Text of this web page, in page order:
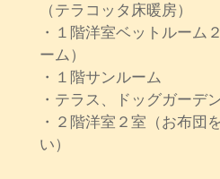
（テラコッタ床暖房）
・１階洋室ベットルーム
ーム）
・１階サンルーム
・テラス、ドッグガーデ
・２階洋室２室（お布団
い）